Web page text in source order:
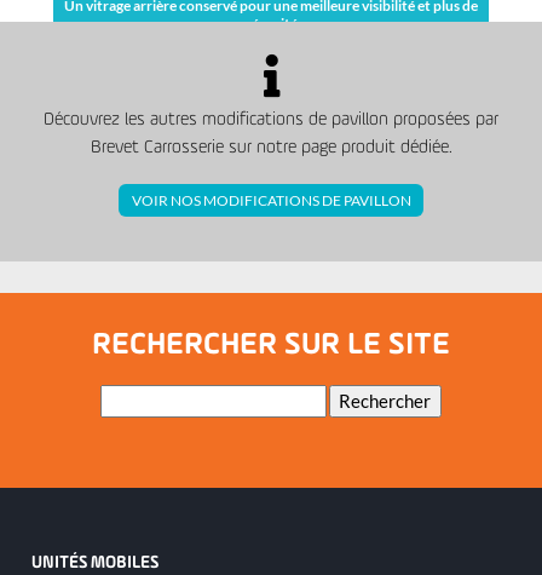
Un vitrage arrière conservé pour une meilleure visibilité et plus de
sécurité
Découvrez les autres modifications de pavillon proposées par
Brevet Carrosserie sur notre page produit dédiée.
VOIR NOS MODIFICATIONS DE PAVILLON
RECHERCHER SUR LE SITE
Mots-
Rechercher
UNITÉS MOBILES